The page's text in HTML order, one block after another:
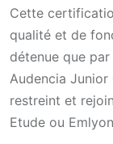
Cette
qualité et de
détenue que
Audencia
restreint et
Etude ou